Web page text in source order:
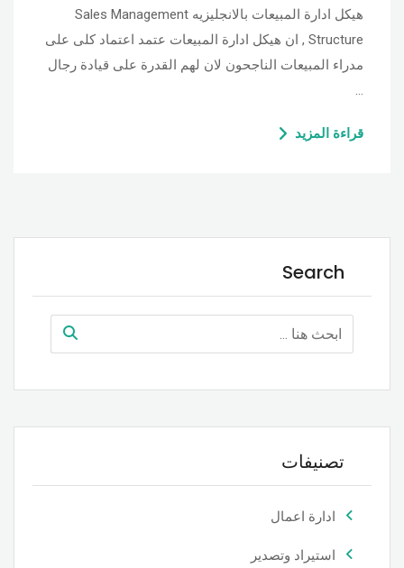
هيكل ادارة المبيعات بالانجليزيه Sales Management
Structure , ان هيكل ادارة المبيعات عتمد اعتماد كلى على
مدراء المبيعات الناجحون لان لهم القدرة على قيادة رجال
…
قراءة المزيد
Search
تصنيفات
ادارة اعمال
استيراد وتصدير